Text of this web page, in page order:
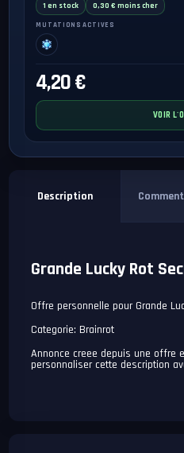
1 en stock 0,30 € moins cher
MUTATIONS ACTIVES
4,20 €
VOIR
Description
Grande Lucky Rot
Offre personnelle pour Grande
Categorie: Brainrot
Annonce creee depuis une offre
personnaliser cette description